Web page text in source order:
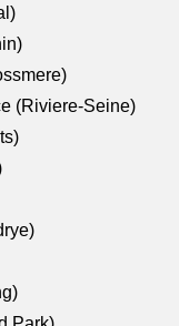
(Riviere-Seine)